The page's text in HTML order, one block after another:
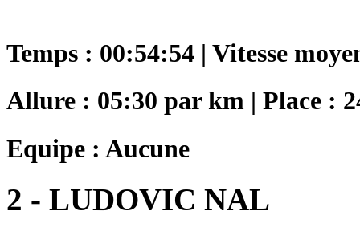
Temps : 00:54:54 | Vitesse
Allure : 05:30 par km | Place :
Equipe : Aucune
2 - LUDOVIC NAL